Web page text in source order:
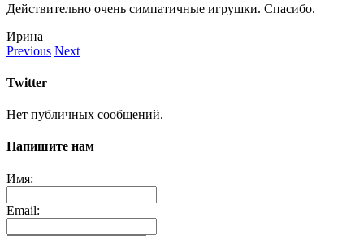
Действительно очень симпатичные игрушки. Спасибо.
Ирина
Previous Next
Twitter
Нет публичных сообщений.
Напишите нам
Имя:
Email: